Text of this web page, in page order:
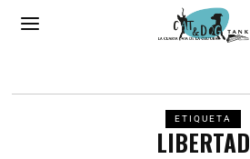
ETIQUETA
LIBERTAD